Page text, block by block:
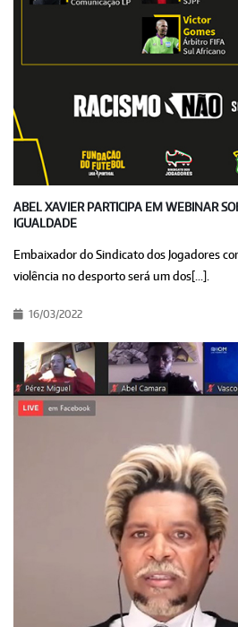
ABEL XAVIER PARTICIPA EM WEBINAR
IGUALDADE
Embaixador do Sindicato dos Jogadores
violência no desporto será um dos[...].
16/03/2022